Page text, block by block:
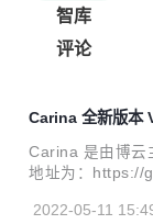
智库
评论
Carina 全新版本
Carina 是由博云
地址为：https://
提供高性能、免
2022-05-11